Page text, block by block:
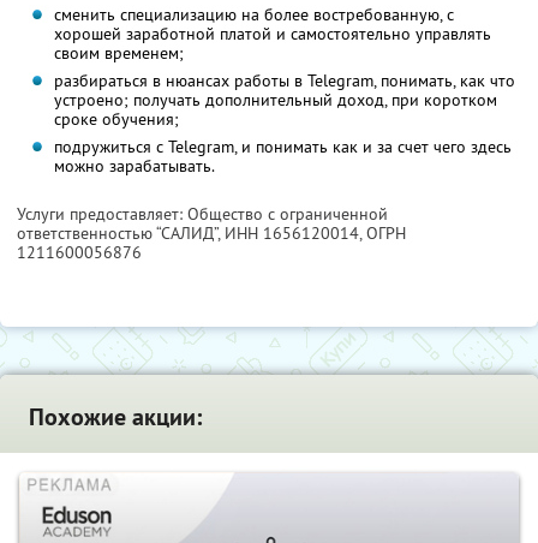
сменить специализацию на более востребованную, с
хорошей заработной платой и самостоятельно управлять
своим временем;
разбираться в нюансах работы в Telegram, понимать, как что
устроено; получать дополнительный доход, при коротком
сроке обучения;
подружиться с Telegram, и понимать как и за счет чего здесь
можно зарабатывать.
Услуги предоставляет: Общество с ограниченной
ответственностью “САЛИД”, ИНН 1656120014, ОГРН
1211600056876
Похожие акции: